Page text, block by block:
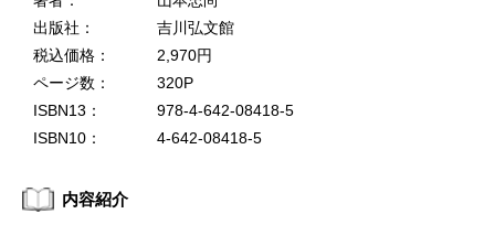
出版社：
吉川弘文館
税込価格：
2,970円
ページ数：
320P
ISBN13：
978-4-642-08418-5
ISBN10：
4-642-08418-5
内容紹介